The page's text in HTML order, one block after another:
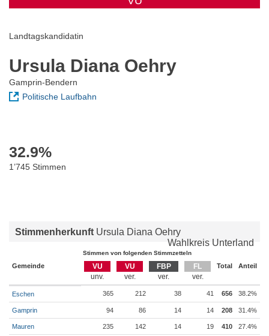
Landtagskandidatin
Ursula Diana Oehry
Gamprin-Bendern
Politische Laufbahn
32.9%
1’745 Stimmen
Stimmenherkunft Ursula Diana Oehry
Wahlkreis Unterland
Stimmen von folgenden Stimmzetteln
Gemeinde VU VU FBP FL Total Anteil
Eschen 365 212 38 41 656 38.2%
Gamprin 94 86 14 14 208 31.4%
Mauren 235 142 14 19 410 27.4%